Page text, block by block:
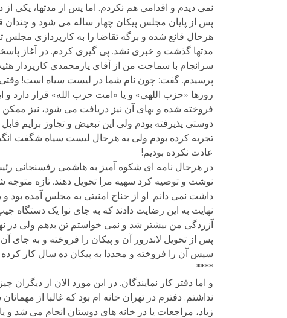
نمی دیدم و اقدامی هم نکردم. اما پس از مدتها، یکی
پس از پایان مجلس پیکان چهار ساله می شود و چندان
هرحال قانع شده و برگه تقاضا را به کارپردازی مجلس
مدتها گذشت و خبری نشد. پی گیری کردم. در آغاز
سرانجام با سماجت من از آقای یارمحمدی کارپرداز
پرسیدم. گفت: چون نام شما در لیست سیاه است!
روزها «حزب اللهی» و یا «امت حزب الله» قرار دارد
فروخته شده و بهای آن نیز دریافت می شود، نیز ممکن
دوستی پذیرفته بودم ولی این تبعیض و تجاوز برایم
تجربه کرده بودم ولی به هرحال لیست سیاه شگفت
عادت نکرده بودیم!
در هرحال نامه ای شکوه آمیز به هاشمی رفسنجانی
نوشت و توصیه کرد سهیه مرا تحویل دهند. تازه
داشت نمی دانم. او از جناح امنیتی به مجلس آمده
نهایت به این رضایت دادند که به جای نوا یک دستگاه
آزردگی من بیشتر شد و نمی خواستم تن بدهم ولی در
سپس آن را فروخته و مجددا به پیکان ده سال کار کرده
****
و اما دفتر کار نمایندگان. در این مورد الان از
نداشتم. دفترم در تهران خانه ام بود که غالبا از
زیاد، مراجعات یا در خانه های دوستان انجام می شد و